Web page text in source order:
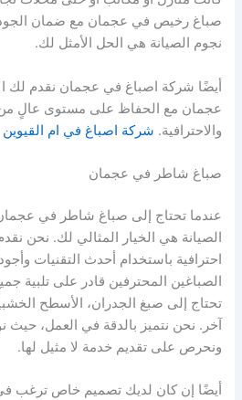
صباغ رخيص في عجمان مع ضمان
نجوم الصيانة هي الحل الأمثل لك.
أيضًا شركة اصباغ في عجمان نقدم لك
عجمان مع الحفاظ على مستوى عالٍ من
والاحترافية. شركة اصباغ في ام القيوين
صباغ شاطر في عجمان
عندما تحتاج إلى صباغ شاطر في
الصيانة هي الخيار المثالي لك. نحن
احترافية باستخدام أحدث التقنيات
الصباغين المحترفين قادر على تلبية
تحتاج إلى صبغ الجدران، الأسطح
آخر. نحن نتميز بالدقة في العمل، حيث
ونحرص على تقديم خدمة لا مثيل لها.
أيضًا إن كان لديك تصميم خاص ترغب في